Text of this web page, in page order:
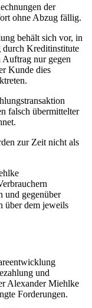
der
ohne Abzug fällig.
behält sich vor, in
durch Kreditinstitute
nur gegen
Kunde dies
falsch übermittelter
zur Zeit nicht als
und gegenüber
über dem jeweils
und
Alexander Miehlke
Forderungen.